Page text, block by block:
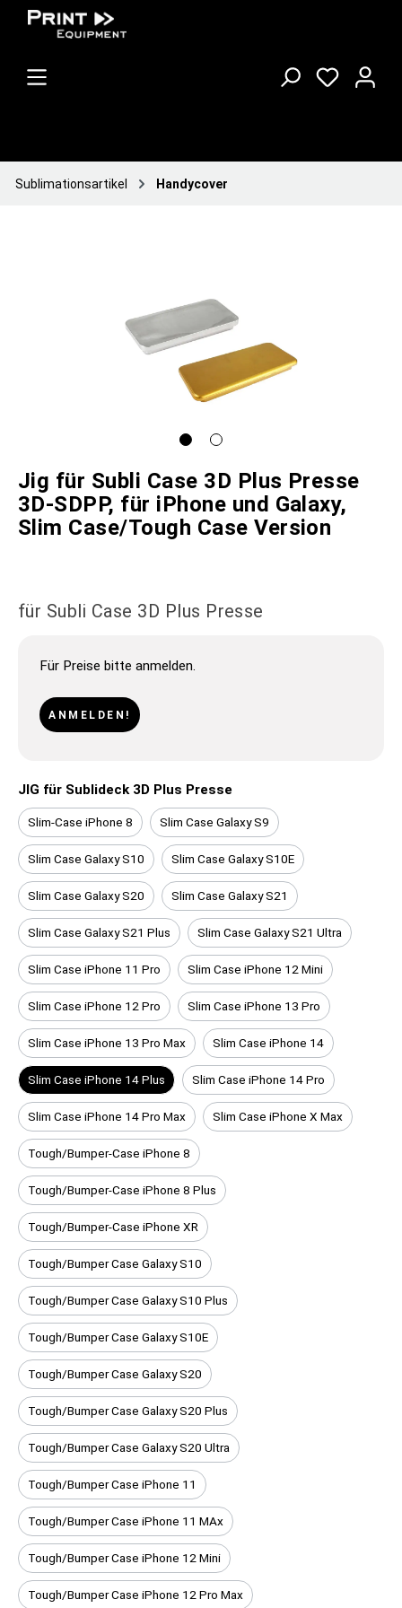
Sublimationsartikel Handycover
Jig für Subli Case 3D Plus Presse
3D-SDPP, für iPhone und Galaxy,
Slim Case/Tough Case Version
für Subli Case 3D Plus Presse
Für Preise bitte anmelden.
ANMELDEN!
JIG für Sublideck 3D Plus Presse
Slim-Case iPhone 8 Slim Case Galaxy S9
Slim Case Galaxy S10 Slim Case Galaxy S10E
Slim Case Galaxy S20 Slim Case Galaxy S21
Slim Case Galaxy S21 Plus Slim Case Galaxy S21 Ultra
Slim Case iPhone 11 Pro Slim Case iPhone 12 Mini
Slim Case iPhone 12 Pro Slim Case iPhone 13 Pro
Slim Case iPhone 13 Pro Max Slim Case iPhone 14
Slim Case iPhone 14 Plus Slim Case iPhone 14 Pro
Slim Case iPhone 14 Pro Max Slim Case iPhone X Max
Tough/Bumper-Case iPhone 8
Tough/Bumper-Case iPhone 8 Plus
Tough/Bumper-Case iPhone XR
Tough/Bumper Case Galaxy S10
Tough/Bumper Case Galaxy S10 Plus
Tough/Bumper Case Galaxy S10E
Tough/Bumper Case Galaxy S20
Tough/Bumper Case Galaxy S20 Plus
Tough/Bumper Case Galaxy S20 Ultra
Tough/Bumper Case iPhone 11
Tough/Bumper Case iPhone 11 MAx
Tough/Bumper Case iPhone 12 Mini
Tough/Bumper Case iPhone 12 Pro Max